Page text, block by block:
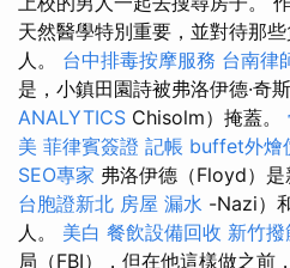
天然醫學特別重要，並對待那
人。 台中排毒按摩服務 台南律
是，小鎮田園詩被弗洛伊德·奇
ANALYTICS Chisolm）掩蓋。
美 菲律賓簽證 記帳 buffet外燴
SEO專家 弗洛伊德（Floyd）
台胞證新北 房屋 漏水 -Nazi）
人。 美白 餐飲設備回收 新竹
局（FBI），但在他這樣做之前